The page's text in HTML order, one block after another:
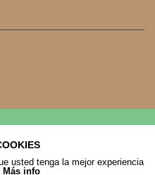
All Rights Reserved
usted tenga la mejor experiencia
Más info